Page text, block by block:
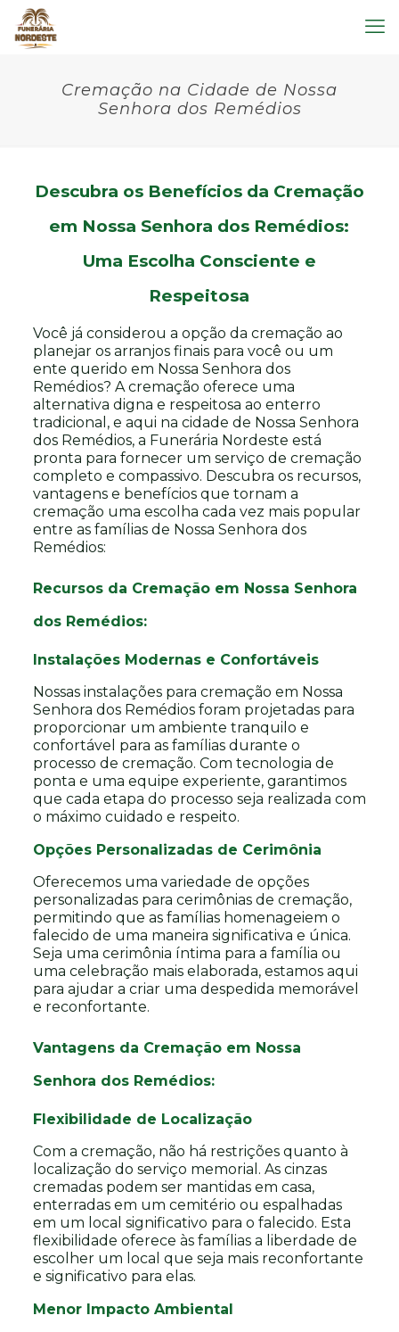
Cremação na Cidade de Nossa
Senhora dos Remédios
Descubra os Benefícios da Cremação
em Nossa Senhora dos Remédios:
Uma Escolha Consciente e
Respeitosa
Você já considerou a opção da cremação ao
planejar os arranjos finais para você ou um
ente querido em Nossa Senhora dos
Remédios? A cremação oferece uma
alternativa digna e respeitosa ao enterro
tradicional, e aqui na cidade de Nossa Senhora
dos Remédios, a Funerária Nordeste está
pronta para fornecer um serviço de cremação
completo e compassivo. Descubra os recursos,
vantagens e benefícios que tornam a
cremação uma escolha cada vez mais popular
entre as famílias de Nossa Senhora dos
Remédios:
Recursos da Cremação em Nossa Senhora
dos Remédios:
Instalações Modernas e Confortáveis
Nossas instalações para cremação em Nossa
Senhora dos Remédios foram projetadas para
proporcionar um ambiente tranquilo e
confortável para as famílias durante o
processo de cremação. Com tecnologia de
ponta e uma equipe experiente, garantimos
que cada etapa do processo seja realizada com
o máximo cuidado e respeito.
Opções Personalizadas de Cerimônia
Oferecemos uma variedade de opções
personalizadas para cerimônias de cremação,
permitindo que as famílias homenageiem o
falecido de uma maneira significativa e única.
Seja uma cerimônia íntima para a família ou
uma celebração mais elaborada, estamos aqui
para ajudar a criar uma despedida memorável
e reconfortante.
Vantagens da Cremação em Nossa
Senhora dos Remédios:
Flexibilidade de Localização
Com a cremação, não há restrições quanto à
localização do serviço memorial. As cinzas
cremadas podem ser mantidas em casa,
enterradas em um cemitério ou espalhadas
em um local significativo para o falecido. Esta
flexibilidade oferece às famílias a liberdade de
escolher um local que seja mais reconfortante
e significativo para elas.
Menor Impacto Ambiental